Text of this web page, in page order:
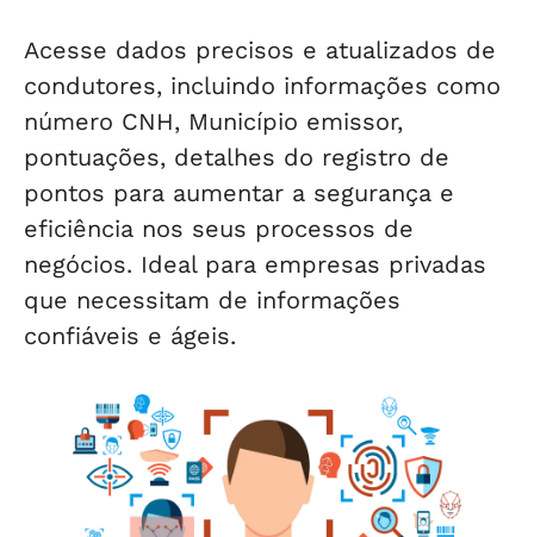
Acesse dados precisos e atualizados de
condutores, incluindo informações como
número CNH, Município emissor,
pontuações, detalhes do registro de
pontos para aumentar a segurança e
eficiência nos seus processos de
negócios. Ideal para empresas privadas
que necessitam de informações
confiáveis e ágeis.